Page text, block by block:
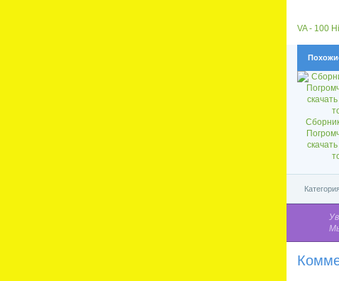
VA - 100